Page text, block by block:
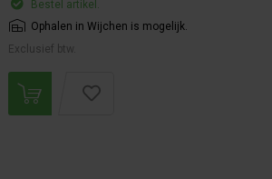
Bestel artikel.
Ophalen in Wijchen is mogelijk.
Exclusief btw.